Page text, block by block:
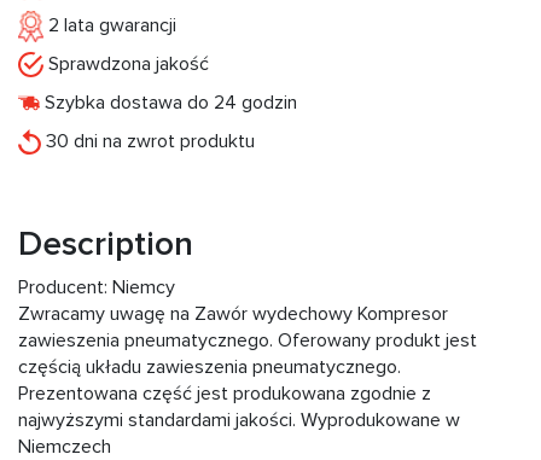
2 lata gwarancji
Sprawdzona jakość
Szybka dostawa do 24 godzin
30 dni na zwrot produktu
Description
Producent: Niemcy
Zwracamy uwagę na Zawór wydechowy Kompresor
zawieszenia pneumatycznego. Oferowany produkt jest
częścią układu zawieszenia pneumatycznego.
Prezentowana część jest produkowana zgodnie z
najwyższymi standardami jakości. Wyprodukowane w
Niemczech